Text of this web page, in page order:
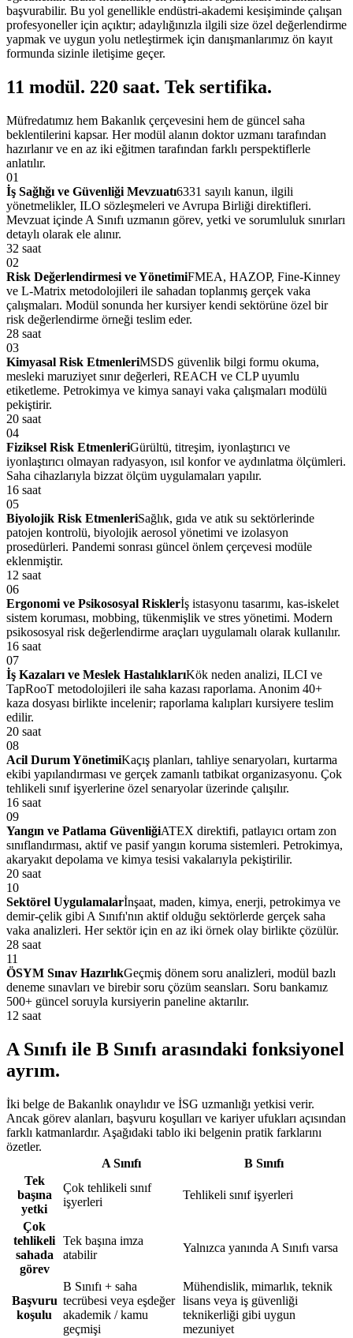
başvurabilir. Bu yol genellikle endüstri-akademi kesişiminde çalışan
profesyoneller için açıktır; adaylığınızla ilgili size özel değerlendirme
yapmak ve uygun yolu netleştirmek için danışmanlarımız ön kayıt
formunda sizinle iletişime geçer.
11 modül. 220 saat. Tek sertifika.
Müfredatımız hem Bakanlık çerçevesini hem de güncel saha
beklentilerini kapsar. Her modül alanın doktor uzmanı tarafından
hazırlanır ve en az iki eğitmen tarafından farklı perspektiflerle
anlatılır.
01
İş Sağlığı ve Güvenliği Mevzuatı6331 sayılı kanun, ilgili
yönetmelikler, ILO sözleşmeleri ve Avrupa Birliği direktifleri.
Mevzuat içinde A Sınıfı uzmanın görev, yetki ve sorumluluk sınırları
detaylı olarak ele alınır.
32 saat
02
Risk Değerlendirmesi ve YönetimiFMEA, HAZOP, Fine-Kinney
ve L-Matrix metodolojileri ile sahadan toplanmış gerçek vaka
çalışmaları. Modül sonunda her kursiyer kendi sektörüne özel bir
risk değerlendirme örneği teslim eder.
28 saat
03
Kimyasal Risk EtmenleriMSDS güvenlik bilgi formu okuma,
mesleki maruziyet sınır değerleri, REACH ve CLP uyumlu
etiketleme. Petrokimya ve kimya sanayi vaka çalışmaları modülü
pekiştirir.
20 saat
04
Fiziksel Risk EtmenleriGürültü, titreşim, iyonlaştırıcı ve
iyonlaştırıcı olmayan radyasyon, ısıl konfor ve aydınlatma ölçümleri.
Saha cihazlarıyla bizzat ölçüm uygulamaları yapılır.
16 saat
05
Biyolojik Risk EtmenleriSağlık, gıda ve atık su sektörlerinde
patojen kontrolü, biyolojik aerosol yönetimi ve izolasyon
prosedürleri. Pandemi sonrası güncel önlem çerçevesi modüle
eklenmiştir.
12 saat
06
Ergonomi ve Psikososyal Risklerİş istasyonu tasarımı, kas-iskelet
sistem koruması, mobbing, tükenmişlik ve stres yönetimi. Modern
psikososyal risk değerlendirme araçları uygulamalı olarak kullanılır.
16 saat
07
İş Kazaları ve Meslek HastalıklarıKök neden analizi, ILCI ve
TapRooT metodolojileri ile saha kazası raporlama. Anonim 40+
kaza dosyası birlikte incelenir; raporlama kalıpları kursiyere teslim
edilir.
20 saat
08
Acil Durum YönetimiKaçış planları, tahliye senaryoları, kurtarma
ekibi yapılandırması ve gerçek zamanlı tatbikat organizasyonu. Çok
tehlikeli sınıf işyerlerine özel senaryolar üzerinde çalışılır.
16 saat
09
Yangın ve Patlama GüvenliğiATEX direktifi, patlayıcı ortam zon
sınıflandırması, aktif ve pasif yangın koruma sistemleri. Petrokimya,
akaryakıt depolama ve kimya tesisi vakalarıyla pekiştirilir.
20 saat
10
Sektörel Uygulamalarİnşaat, maden, kimya, enerji, petrokimya ve
demir-çelik gibi A Sınıfı'nın aktif olduğu sektörlerde gerçek saha
vaka analizleri. Her sektör için en az iki örnek olay birlikte çözülür.
28 saat
11
ÖSYM Sınav HazırlıkGeçmiş dönem soru analizleri, modül bazlı
deneme sınavları ve birebir soru çözüm seansları. Soru bankamız
500+ güncel soruyla kursiyerin paneline aktarılır.
12 saat
A Sınıfı ile B Sınıfı arasındaki fonksiyonel
ayrım.
İki belge de Bakanlık onaylıdır ve İSG uzmanlığı yetkisi verir.
Ancak görev alanları, başvuru koşulları ve kariyer ufukları açısından
farklı katmanlardır. Aşağıdaki tablo iki belgenin pratik farklarını
özetler.
A Sınıfı
B Sınıfı
Tek
başına
yetki
Çok tehlikeli sınıf
işyerleri
Tehlikeli sınıf işyerleri
Çok
tehlikeli
sahada
görev
Tek başına imza
atabilir
Yalnızca yanında A Sınıfı varsa
Başvuru
koşulu
B Sınıfı + saha
tecrübesi veya eşdeğer
akademik / kamu
geçmişi
Mühendislik, mimarlık, teknik
lisans veya iş güvenliği
teknikerliği gibi uygun
mezuniyet